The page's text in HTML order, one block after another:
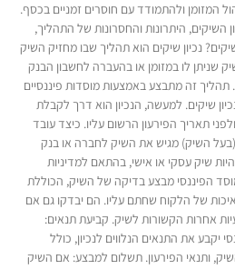
המזומן ולהתמודד עם חוסרים זמניים בכסף.
השיקים, היתרונות והחסרונות של התהליך,
נכיון שיקים הוא תהליך שבו מחזיק השיק
שניתן לו במזומן או בהעברה לחשבון הבנק
תהליך זה מתבצע באמצעות מוסדות פיננסיים
שיקים. למעשה, הנכיון הוא דרך לקבלת
תאריך הפירעון הרשום עליו. כיצד עובד
(בעל השיק) מגיש את השיק לחברה או בנק
שיק עסקי או אישי, בהתאם למדיניות
הפיננסי מבצע בדיקה של השיק, הכוללת
של הלקוח שחתם עליו. הם יבדקו גם אם
אחרות הקשורות לשיק. קביעת תנאים:
את התנאים הנלווים לנכיון, כולל
ותנאי הפירעון. תשלום למבצע: אם השיק